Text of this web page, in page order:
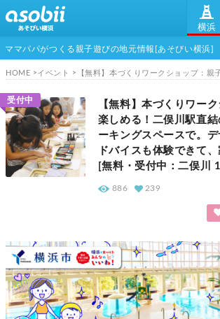
横浜
ママパパがつくる親子遊びの地元情報[あそびい横浜]
HOME イベント
受付中
【無料】本づくりワー
楽しめる！二俣川駅直
ーキングスペースで。
ドバイスも体験できて
[無料・受付中：二俣川
886 239